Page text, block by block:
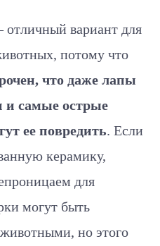
вариант для
потому что
что даже лапы
и самые острые
ее повредить. Если
керамику,
для
могут быть
но этого